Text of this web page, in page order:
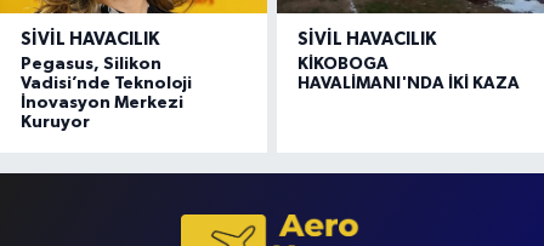
SIVIL HAVACILIK
Pegasus, Silikon
Vadisi’nde Teknoloji
İnovasyon Merkezi
Kuruyor
SIVIL HAVACILIK
KİKOBOGA
HAVALİMANI'NDA İKİ KAZA